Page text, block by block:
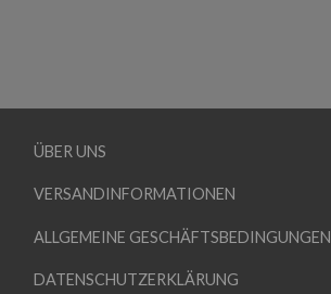
ÜBER UNS
VERSANDINFORMATIONEN
ALLGEMEINE GESCHÄFTSBEDINGUNGEN
DATENSCHUTZERKLÄRUNG